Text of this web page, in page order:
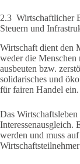
2.3 Wirtschaftlicher
Steuern und
Wirtschaft dient den
weder die Menschen
ausbeuten bzw.
solidarisches und
für fairen Handel ein.
Das
Interessenausgleich.
werden und muss